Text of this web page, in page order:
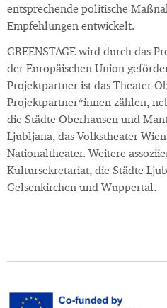
entsprechende politische
Empfehlungen entwickelt.
GREENSTAGE wird durch das
der Europäischen Union
Projektpartner ist das Theater
Projektpartner*innen zählen,
die Städte Oberhausen und
Ljubljana, das Volkstheater
Nationaltheater. Weitere
Kultursekretariat, die Städte
Gelsenkirchen und Wuppertal.